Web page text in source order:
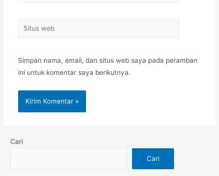
Simpan nama, email, dan situs web saya pada peramban
ini untuk komentar saya berikutnya.
Cari
Cari